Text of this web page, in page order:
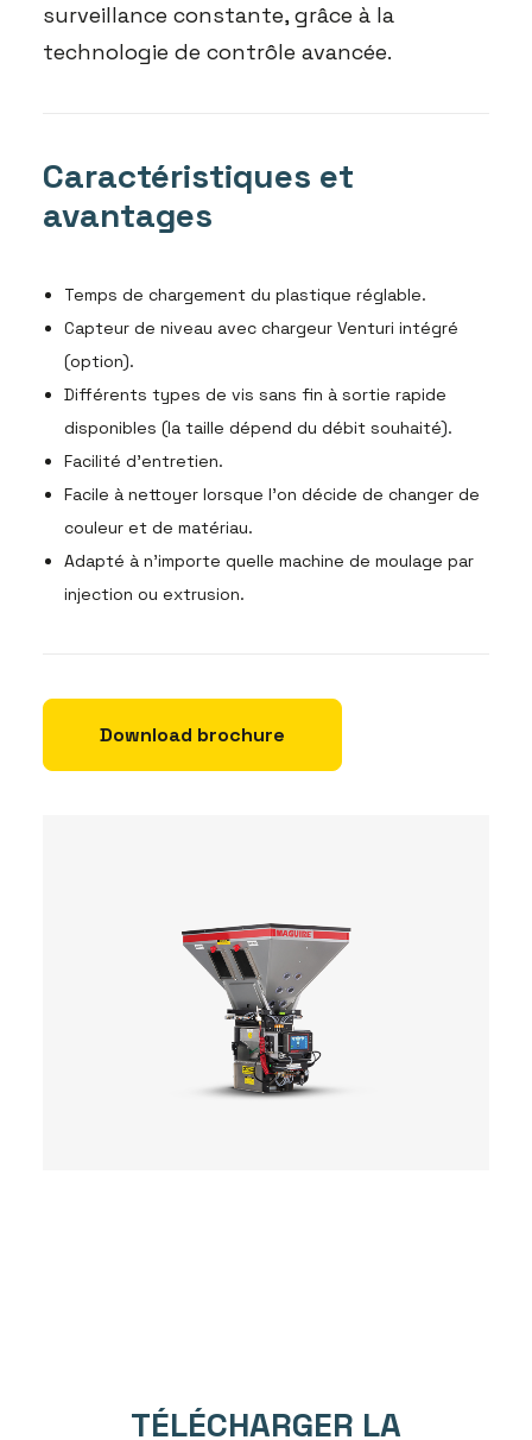
surveillance constante, grâce à la
technologie de contrôle avancée.
Caractéristiques et
avantages
Temps de chargement du plastique réglable.
Capteur de niveau avec chargeur Venturi intégré
(option).
Différents types de vis sans fin à sortie rapide
disponibles (la taille dépend du débit souhaité).
Facilité d’entretien.
Facile à nettoyer lorsque l’on décide de changer de
couleur et de matériau.
Adapté à n’importe quelle machine de moulage par
injection ou extrusion.
Download brochure
TÉLÉCHARGER LA